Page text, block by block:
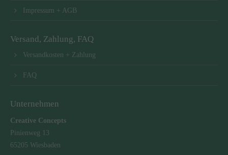
Impressum + AGB
Versand, Zahlung, FAQ
Versandkosten + Zahlung
FAQ
Unternehmen
Creative Concepts
Pinienweg 13
65205 Wiesbaden